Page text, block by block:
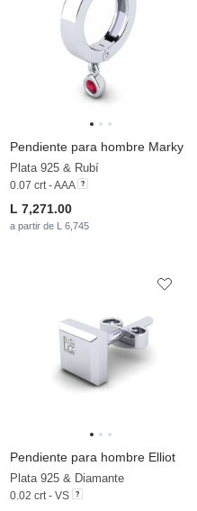
Pendiente para hombre Marky
Plata 925 & Rubí
0.07 crt - AAA
L 7,271.00
a partir de L 6,745
Pendiente para hombre Elliot
Plata 925 & Diamante
0.02 crt - VS